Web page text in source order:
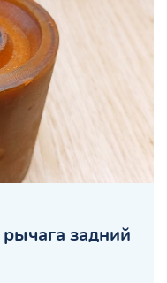
задний